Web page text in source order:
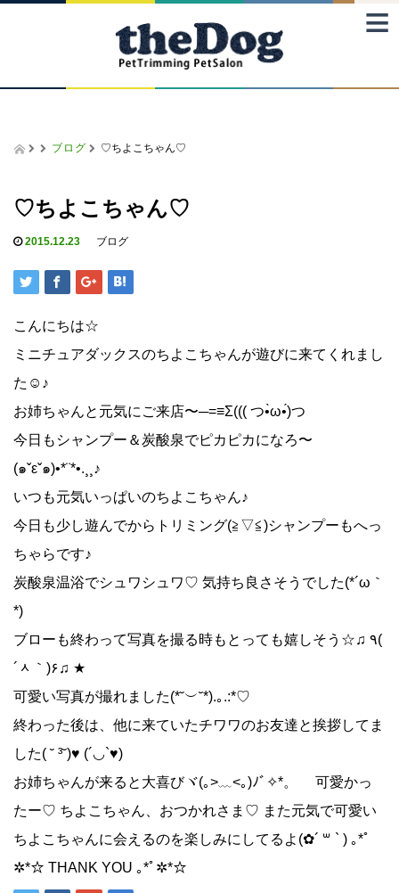
≡
ブログ ♡ちよこちゃん♡
♡ちよこちゃん♡
2015.12.23 ブログ
こんにちは☆
ミニチュアダックスのちよこちゃんが遊びに来てくれまし
た☺♪
お姉ちゃんと元気にご来店〜─=≡Σ((( つ•̀ω•́)つ
今日もシャンプー＆炭酸泉でピカピカになろ〜
(๑ˇεˇ๑)•*¨*•.¸¸♪
いつも元気いっぱいのちよこちゃん♪
今日も少し遊んでからトリミング(≧▽≦)シャンプーもへっ
ちゃらです♪
炭酸泉温浴でシュワシュワ♡ 気持ち良さそうでした(*´ω｀
*)
ブローも終わって写真を撮る時もとっても嬉しそう☆♫ ٩(
´ᆺ｀)۶♫ ★
可愛い写真が撮れました(*˘︶˘*).｡.:*♡
終わった後は、他に来ていたチワワのお友達と挨拶してま
した( ˘ ³˘)♥ (´◡`♥)
お姉ちゃんが来ると大喜びヾ(｡>﹏<｡)ﾉﾞ✧*。 可愛かっ
たー♡ ちよこちゃん、おつかれさま♡ また元気で可愛い
ちよこちゃんに会えるのを楽しみにしてるよ(✿´ ꒳ ` ) ｡*ﾟ
✲*☆ THANK YOU ｡*ﾟ✲*☆